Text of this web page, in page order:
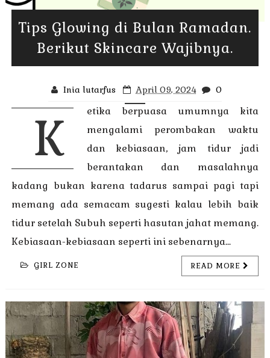
Tips Glowing di Bulan Ramadan.
Berikut Skincare Wajibnya.
Inia lutarfus April 09, 2024 0
K
etika berpuasa umumnya kita
mengalami perombakan waktu
dan kebiasaan, jam tidur jadi
berantakan dan masalahnya
kadang bukan karena tadarus sampai pagi tapi
memang ada semacam sugesti kalau lebih baik
tidur setelah Subuh seperti hasutan jahat memang.
Kebiasaan-kebiasaan seperti ini sebenarnya...
GIRL ZONE READ MORE